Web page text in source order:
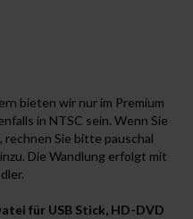
bieten wir nur im Premium
in NTSC sein. Wenn Sie
rechnen Sie bitte pauschal
Die Wandlung erfolgt mit
für USB Stick, HD-DVD